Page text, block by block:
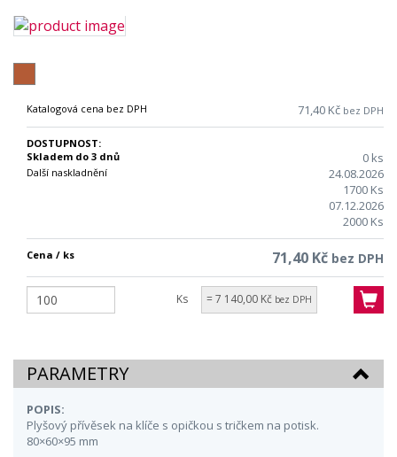
Katalogová cena bez DPH 71,40 Kč bez DPH
DOSTUPNOST:
Skladem do 3 dnů
0 ks
Další naskladnění
24.08.2026
1700 Ks
07.12.2026
2000 Ks
Cena / ks 71,40 Kč bez DPH
Ks = 7 140,00 Kč bez DPH
PARAMETRY
POPIS:
Plyšový přívěsek na klíče s opičkou s tričkem na potisk.
80×60×95 mm